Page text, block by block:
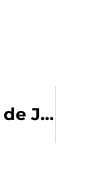
Ladainha do preciosíssimo Sangue de Jesus